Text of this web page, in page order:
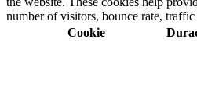
number of visitors, bounce rate, traffic
Cookie